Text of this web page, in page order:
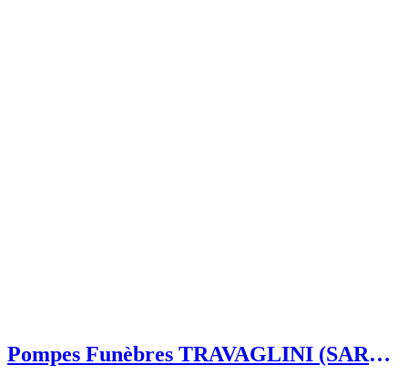
Pompes Funèbres TRAVAGLINI (SARL)